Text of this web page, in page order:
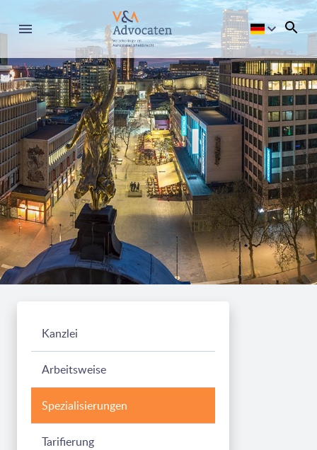
Kanzlei
Arbeitsweise
Spezialisierungen
Tarifierung